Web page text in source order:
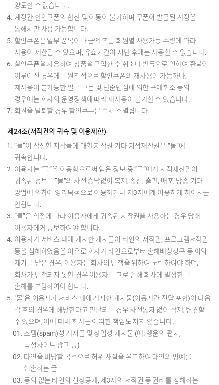
양도할 수 없습니다.
계정간 할인쿠폰의 합산 및 이동이 불가하며 쿠폰이 발급된 계정을
통해서만 사용 가능합니다.
할인쿠폰은 일부 품목이나 금액 또는 회원별 사용가능 수량에 따라
사용이 제한될 수 있으며, 유효기간이 지난 후에는 사용할 수 없습니다.
할인쿠폰을 사용하여 상품을 구입한 후 취소나 반품으로 인하여 환불이
이루어진 경우에는 원칙적으로 할인쿠폰의 재사용이 가능하나,
재사용이 불가능한 일부 쿠폰 및 단순변심에 의한 구매취소 등의
경우에는 회사의 운영정책에 따라 재사용이 불가할 수 있습니다.
회원을 탈퇴할 경우 할인쿠폰은 즉시 소멸됩니다.
제24조(저작권의 귀속 및 이용제한)
“몰“이 작성한 저작물에 대한 저작권 기타 지적재산권은 ”몰“에
귀속합니다.
이용자는 “몰”을 이용함으로써 얻은 정보 중 “몰”에게 지적재산권이
귀속된 정보를 “몰”의 사전 승낙없이 복제, 송신, 출판, 배포, 방송 기타
방법에 의하여 영리목적으로 이용하거나 제3자에게 이용하게 하여서는
안됩니다.
“몰”은 약정에 따라 이용자에게 귀속된 저작권을 사용하는 경우 당해
이용자에게 통보하여야 합니다.
이용자가 서비스 내에 게시한 게시물이 타인의 저작권, 프로그램저작권
등을 침해하였음을 이유로 회사가 타인으로부터 손해배상청구 등 이의
제기를 받은 경우, 이용자는 회사의 면책을 위하여 노력하여야 하며,
회사가 면책되지 못한 경우 이용자는 그로 인해 회사에 발생한 모든
손해를 부담하여야 합니다.
"몰"은 이용자가 서비스 내에 게시한 게시물(이용자간 전달 포함)이 다음
각 호의 경우에 해당한다고 판단되는 경우 사전통지 없이 삭제, 변경할
수 있으며, 이에 대해 회사는 어떠한 책임도 지지 않습니다.
스팸(spam)성 게시물 및 상업성 게시물 (예: 행운의 편지,
특정사이트 광고 등)
타인을 비방할 목적으로 허위 사실을 유포하여 타인의 명예를
훼손하는 글
동의 없는 타인의 신상공개, 제3자의 저작권 등 권리를 침해하는